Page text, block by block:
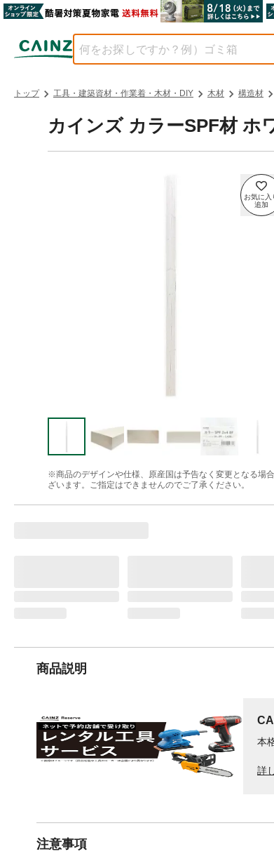
トップ 工具・建築資材・作業着・木材・DIY 木材 構造材
カインズ カラーSPF材 ホ
※商品のデザインや仕様、原産国は予告なく変更となる場
ざいます。ご指定はできませんのでご了承ください。
商品説明
本
詳
注意事項